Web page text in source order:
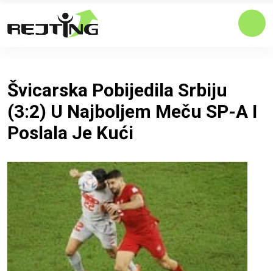
Švicarska Pobijedila Srbiju
(3:2) U Najboljem Meču SP-A I
Poslala Je Kući